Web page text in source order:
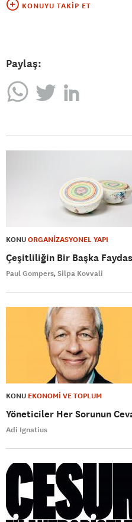
KONUYU TAKIP ET
Paylaş:
KONUORGANİZASYONEL YAPI
Çeşitliliğin Bir Başka
Paul Gompers Silpa Kovvali
KONU EKONOMİ VE TOPLUM
Yöneticiler Her Sorunun
Adi Ignatius